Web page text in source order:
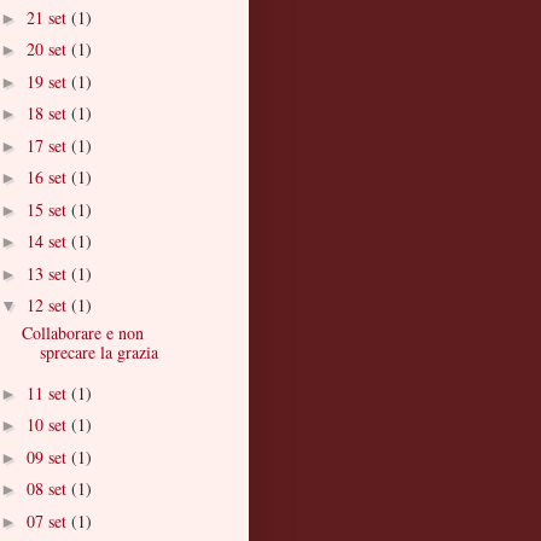
► 21 set (1)
► 20 set (1)
► 19 set (1)
► 18 set (1)
► 17 set (1)
► 16 set (1)
► 15 set (1)
► 14 set (1)
► 13 set (1)
▼ 12 set (1)
Collaborare e non
sprecare la grazia
► 11 set (1)
► 10 set (1)
► 09 set (1)
► 08 set (1)
► 07 set (1)